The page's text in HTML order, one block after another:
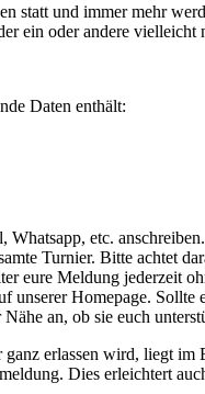
statt und immer mehr
ein oder andere vielleicht
Daten enthält:
etc.
Turnier. Bitte achtet
eure Meldung jederzeit
Homepage. Sollte
an, ob sie euch
erlassen wird, liegt im
Dies erleichtert